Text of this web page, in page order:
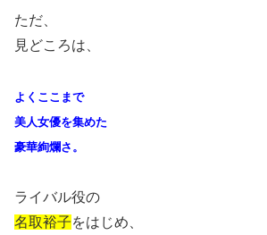
ただ、
見どころは、
よくここまで
美人女優を集めた
豪華絢爛さ。
ライバル役の
名取裕子をはじめ、